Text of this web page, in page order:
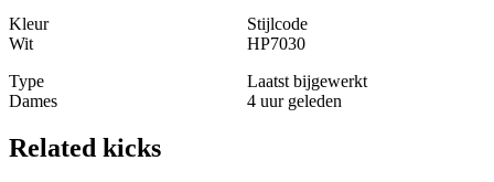
Kleur
Wit
Stijlcode
HP7030
Type
Dames
Laatst bijgewerkt
4 uur geleden
Related kicks